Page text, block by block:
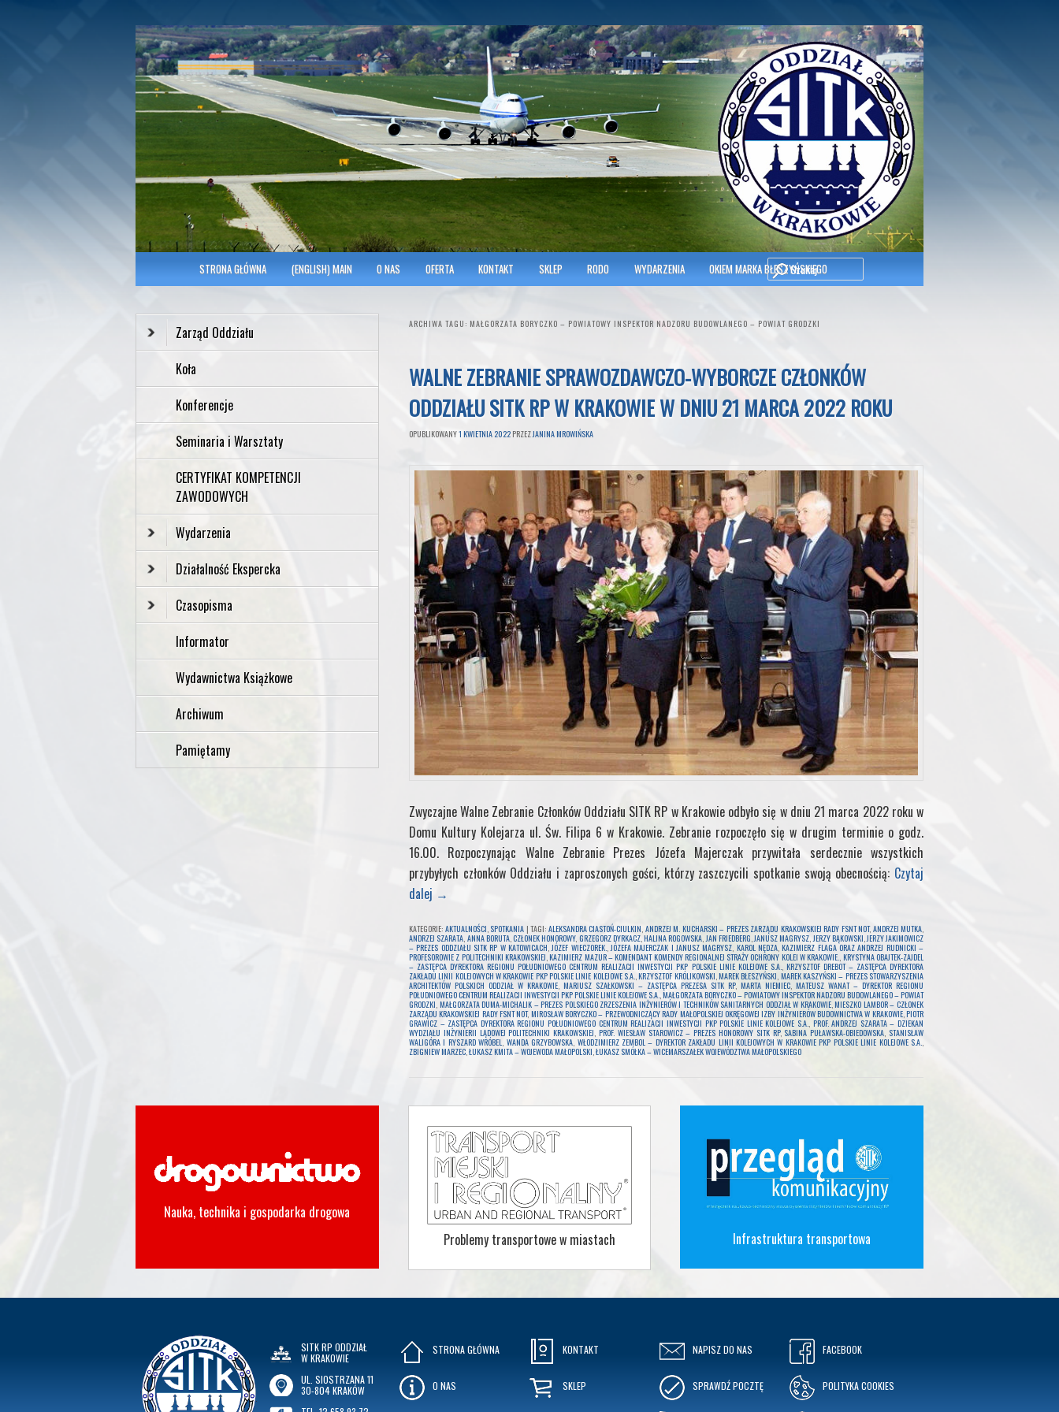
SITK RP Oddział w KRAKOWIE
Polish Association of Engineers & Technicians of Transportation
Szukaj
MENU GŁÓWNESTRONA GŁÓWNA (ENGLISH) MAIN O NAS OFERTA KONTAKT SKLEP RODO WYDARZENIA OKIEM MARKA BŁESZYŃSKIEGO
ARCHIWA TAGU: MAŁGORZATA BORYCZKO – POWIATOWY INSPEKTOR NADZORU BUDOWLANEGO – POWIAT GRODZKI
WALNE ZEBRANIE SPRAWOZDAWCZO-WYBORCZE CZŁONKÓW
ODDZIAŁU SITK RP W KRAKOWIE W DNIU 21 MARCA 2022 ROKU
OPUBLIKOWANY1 KWIETNIA 2022 PRZEZJANINA MROWIŃSKA
Zwyczajne Walne Zebranie Członków Oddziału SITK RP w Krakowie odbyło się w dniu 21 marca 2022 roku w
Domu Kultury Kolejarza ul. Św. Filipa 6 w Krakowie. Zebranie rozpoczęło się w drugim terminie o godz.
16.00. Rozpoczynając Walne Zebranie Prezes Józefa Majerczak przywitała serdecznie wszystkich
przybyłych członków Oddziału i zaproszonych gości, którzy zaszczycili spotkanie swoją obecnością: Czytaj
dalej →
KATEGORIE: AKTUALNOŚCI SPOTKANIA | TAGI: ALEKSANDRA CIASTOŃ-CIULKIN ANDRZEJ M. KUCHARSKI – PREZES ZARZĄDU KRAKOWSKIEJ RADY FSNT NOT, ANDRZEJ MUTKA
ANDRZEJ SZARATA ANNA BORUTA, CZŁONEK HONOROWY, GRZEGORZ DYRKACZ, HALINA ROGOWSKA JAN FRIEDBERG JANUSZ MAGRYSZ JERZY BĄKOWSKI JERZY JAKIMOWICZ
– PREZES ODDZIAŁU SITK RP W KATOWICACH ,JÓZEF WIECZOREK. ,JÓZEFA MAJERCZAK I JANUSZ MAGRYSZ KAROL NĘDZA ,KAZIMIERZ FLAGA ORAZ ANDRZEJ RUDNICKI –
PROFESOROWIE Z POLITECHNIKI KRAKOWSKIEJ ,KAZIMIERZ MAZUR – KOMENDANT KOMENDY REGIONALNEJ STRAŻY OCHRONY KOLEI W KRAKOWIE. KRYSTYNA OBAJTEK-ZAJDEL
– ZASTĘPCA DYREKTORA REGIONU POŁUDNIOWEGO CENTRUM REALIZACJI INWESTYCJI PKP POLSKIE LINIE KOLEJOWE S.A. KRZYSZTOF DREBOT – ZASTĘPCA DYREKTORA
ZAKŁADU LINII KOLEJOWYCH W KRAKOWIE PKP POLSKIE LINIE KOLEJOWE S.A. ,KRZYSZTOF KRÓLIKOWSKI ,MAREK BŁESZYŃSKI MAREK KASZYŃSKI – PREZES STOWARZYSZENIA
ARCHITEKTÓW POLSKICH ODDZIAŁ W KRAKOWIE MARIUSZ SZAŁKOWSKI – ZASTĘPCA PREZESA SITK RP, MARTA NIEMIEC MATEUSZ WANAT – DYREKTOR REGIONU
POŁUDNIOWEGO CENTRUM REALIZACJI INWESTYCJI PKP POLSKIE LINIE KOLEJOWE S.A. MAŁGORZATA BORYCZKO – POWIATOWY INSPEKTOR NADZORU BUDOWLANEGO – POWIAT
GRODZKI MAŁGORZATA DUMA-MICHALIK – PREZES POLSKIEGO ZRZESZENIA INŻYNIERÓW I TECHNIKÓW SANITARNYCH ODDZIAŁ W KRAKOWIE,MIESZKO LAMBOR – CZŁONEK
ZARZĄDU KRAKOWSKIEJ RADY FSNT NOT, MIROSŁAW BORYCZKO – PRZEWODNICZĄCY RADY MAŁOPOLSKIEJ OKRĘGOWEJ IZBY INŻYNIERÓW BUDOWNICTWA W KRAKOWIE,PIOTR
GRAWICZ – ZASTĘPCA DYREKTORA REGIONU POŁUDNIOWEGO CENTRUM REALIZACJI INWESTYCJI PKP POLSKIE LINIE KOLEJOWE S.A. PROF. ANDRZEJ SZARATA – DZIEKAN
WYDZIAŁU INŻYNIERII LĄDOWEJ POLITECHNIKI KRAKOWSKIEJ ,PROF. WIESŁAW STAROWICZ – PREZES HONOROWY SITK RP, SABINA PUŁAWSKA-OBIEDOWSKA STANISŁAW
WALIGÓRA I RYSZARD WRÓBEL WANDA GRZYBOWSKA WŁODZIMIERZ ZEMBOL – DYREKTOR ZAKŁADU LINII KOLEJOWYCH W KRAKOWIE PKP POLSKIE LINIE KOLEJOWE S.A.
ZBIGNIEW MARZEC ŁUKASZ KMITA – WOJEWODA MAŁOPOLSKI ŁUKASZ SMÓŁKA – WICEMARSZAŁEK WOJEWÓDZTWA MAŁOPOLSKIEGO
Zarząd Oddziału
Koła
Konferencje
Seminaria i Warsztaty
CERTYFIKAT KOMPETENCJI
ZAWODOWYCH
Wydarzenia
Działalność Ekspercka
Czasopisma
Informator
Wydawnictwa Książkowe
Archiwum
Pamiętamy
Nauka, technika i gospodarka drogowa
Problemy transportowe w miastach
Infrastruktura transportowa
SITK RP ODDZIAŁ
W KRAKOWIE
UL. SIOSTRZANA 11
30-804 KRAKÓW
STRONA GŁÓWNA
O NAS
KONTAKT
SKLEP
NAPISZ DO NAS
SPRAWDŹ POCZTĘ
FACEBOOK
POLITYKA COOKIES